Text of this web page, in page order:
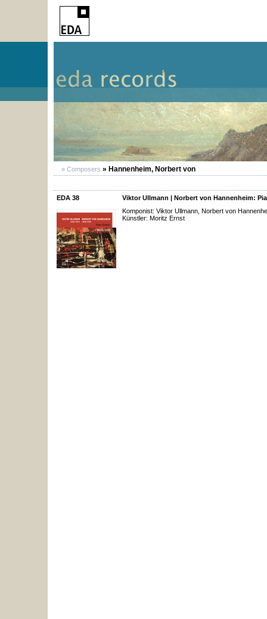
» Composers » Hannenheim, Norbert von
EDA 38
Viktor Ullmann | Norbert von Hannenheim:
Komponist: Viktor Ullmann, Norbert von
Künstler: Moritz Ernst